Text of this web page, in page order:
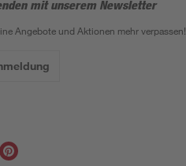
mit unserem Newsletter
Angebote und Aktionen mehr verpassen!